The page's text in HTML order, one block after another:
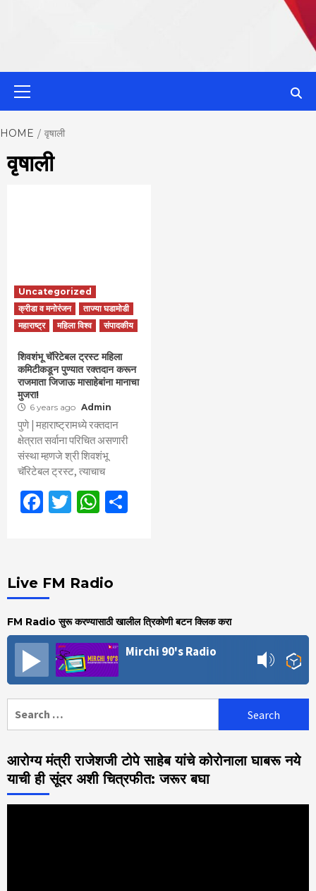
Best News
Website in
HOME वृषाली
वृषाली
Uncategorized
क्रीडा व मनोरंजन
ताज्या घडामोडी
महाराष्ट्र
महिला विश्व संपादकीय
शिवशंभू चॅरिटेबल ट्रस्ट महिला
कमिटीकडून पुण्यात रक्तदान करून
राजमाता जिजाऊ मासाहेबांना मानाचा
मुजरा!
6 years ago Admin
पुणे | महाराष्ट्रामध्ये रक्तदान
क्षेत्रात सर्वाना परिचित असणारी
संस्था म्हणजे श्री शिवशंभू
चॅरिटेबल ट्रस्ट, त्याचाच
Facebook
TwitterWhatsApp
Live FM Radio
FM Radio सुरू करण्यासाठी खालील त्रिकोणी बटन क्लिक करा
Mirchi 90's Radio
आरोग्य मंत्री राजेशजी टोपे साहेब यांचे कोरोनाला घाबरू नये
याची ही सूंदर अशी चित्रफीत: जरूर बघा